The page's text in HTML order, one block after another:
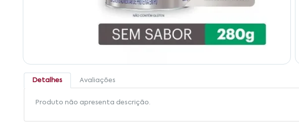
Detalhes Avaliações
Produto não apresenta descrição.